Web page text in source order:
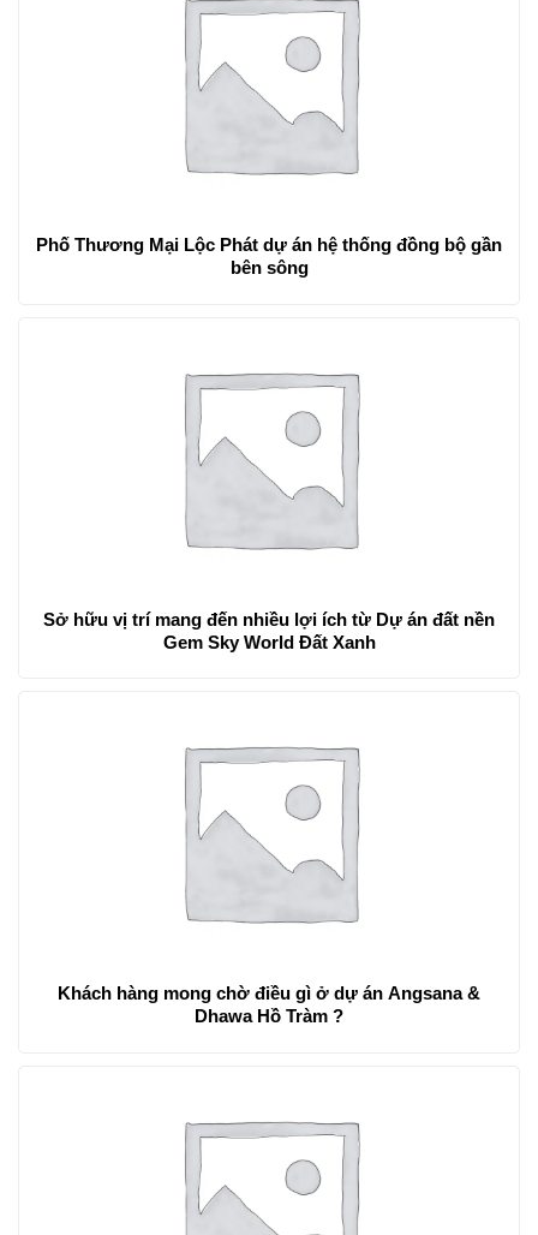
Phố Thương Mại Lộc Phát dự án hệ thống đồng bộ gần
bên sông
Sở hữu vị trí mang đến nhiều lợi ích từ Dự án đất nền
Gem Sky World Đất Xanh
Khách hàng mong chờ điều gì ở dự án Angsana &
Dhawa Hồ Tràm ?